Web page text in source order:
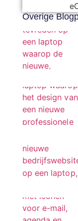
Overige